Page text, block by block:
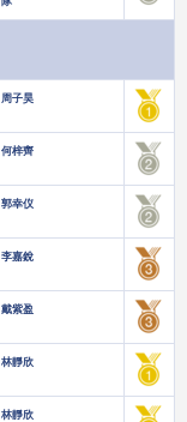
周子昊
何梓齊
郭幸仪
李嘉銳
戴紫盈
林靜欣
林靜欣